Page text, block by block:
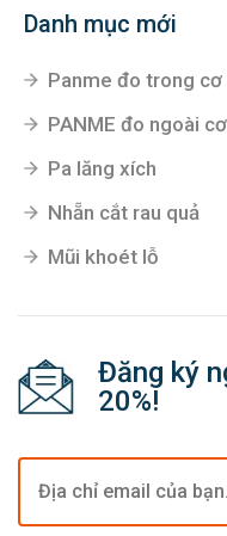
Danh mục mới
Panme đo trong cơ
PANME đo ngoài
Pa lăng xích
Nhẵn cắt rau quả
Mũi khoét lỗ
Đăng ký
20%!